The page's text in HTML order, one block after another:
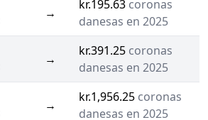
→
kr.195.63 coronas
danesas en 2025
→
kr.391.25 coronas
danesas en 2025
→
kr.1,956.25 coronas
danesas en 2025